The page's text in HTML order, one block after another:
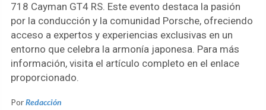
718 Cayman GT4 RS. Este evento destaca la pasión
por la conducción y la comunidad Porsche, ofreciendo
acceso a expertos y experiencias exclusivas en un
entorno que celebra la armonía japonesa. Para más
información, visita el artículo completo en el enlace
proporcionado.
PorRedacción